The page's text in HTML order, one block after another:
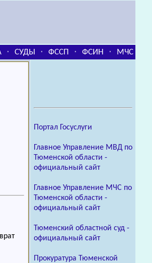
⬞ СУДЫ ⬞ ФССП ⬞ ФСИН ⬞ МЧС
Портал Госуслуги
Главное Управление МВД по
Тюменской области -
официальный сайт
Главное Управление МЧС по
Тюменской области -
официальный сайт
Тюменский областной суд -
официальный сайт
Прокуратура Тюменской